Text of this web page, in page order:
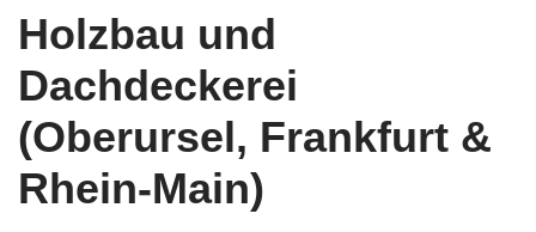
Holzbau und
Dachdeckerei
(Oberursel, Frankfurt &
Rhein‑Main)